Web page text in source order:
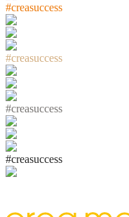
#creasuccess
#creasuccess
#creasuccess
#creasuccess